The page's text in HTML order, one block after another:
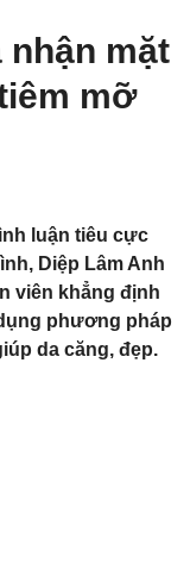
nhận mặt
mỡ
luận tiêu cực
Diệp Lâm Anh
viên khẳng định
phương pháp
da căng, đẹp.